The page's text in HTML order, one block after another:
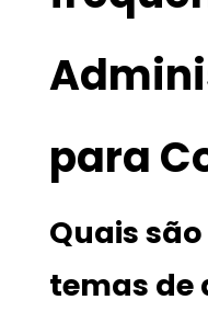
para
Quais
temas